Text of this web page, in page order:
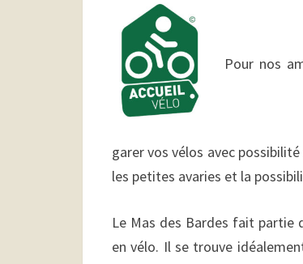
Pour nos
garer vos vélos avec
les petites avaries et la
Le Mas des Bardes fait partie
en vélo. Il se trouve